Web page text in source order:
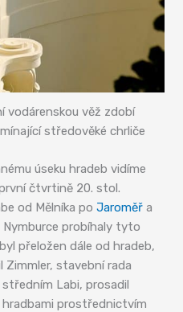
vodárenskou věž zdobí
středověké chrliče
úseku hradeb vidíme
čtvrtině 20. stol.
od Mělníka poJaroměř a
Nymburce probíhaly tyto
přeložen dále od hradeb,
Zimmler, stavební rada
Labi, prosadil
prostřednictvím